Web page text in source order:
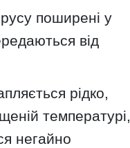
поширені у
від
рідко,
температурі,
негайно